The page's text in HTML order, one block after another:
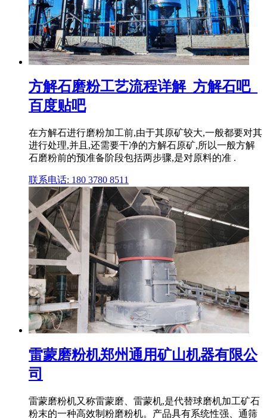
方解石磨粉工艺流程详解_方解石吧_
百度贴吧
在方解石进行磨粉加工前,由于其原矿较大,一般都要对其
进行处理,并且,还需要干净的方解石原矿,所以一般方解
石磨粉前的预准备阶段包括两步骤,是对原料的准 .
联系电话: 180 3780 8511
雷蒙磨粉机郑州通用矿山机器有限公
司
雷蒙磨粉机又称雷蒙磨、雷蒙机,是代替球磨机加工矿石
粉末的一种高效制粉磨粉机。产品具有系统性强、通筛